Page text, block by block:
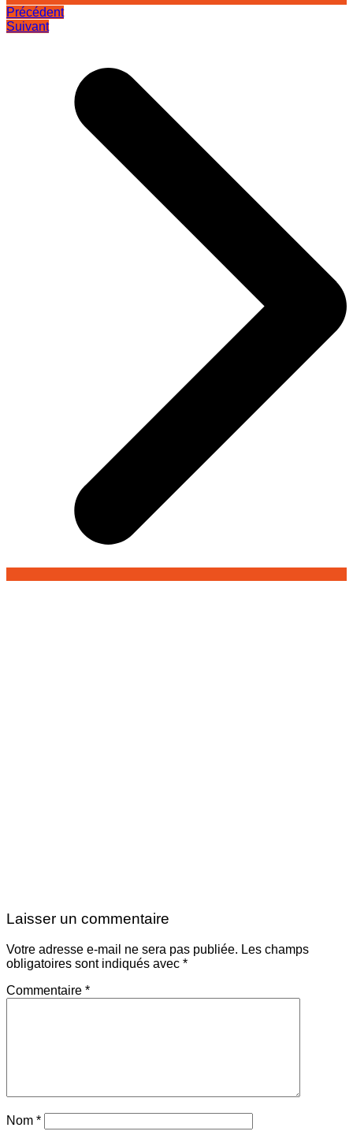
Précédent
Suivant
Laisser un commentaire
Votre adresse e-mail ne sera pas publiée. Les champs
obligatoires sont indiqués avec *
Commentaire *
Nom *